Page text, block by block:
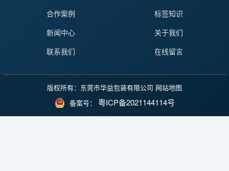
合作案例
标签知识
新闻中心
关于我们
联系我们
在线留言
版权所有：东莞市华益包装有限公司 网站地图
备案号： 粤ICP备2021144114号